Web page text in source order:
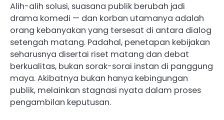
Alih-alih solusi, suasana publik berubah jadi
drama komedi — dan korban utamanya adalah
orang kebanyakan yang tersesat di antara dialog
setengah matang. Padahal, penetapan kebijakan
seharusnya disertai riset matang dan debat
berkualitas, bukan sorak-sorai instan di panggung
maya. Akibatnya bukan hanya kebingungan
publik, melainkan stagnasi nyata dalam proses
pengambilan keputusan.